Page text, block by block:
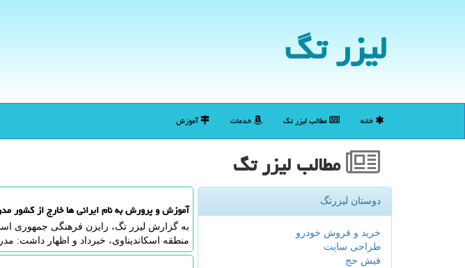
لیزر تگ
خانه مطالب لیزر تگ خدمات آموزش
مطالب لیزر تگ
دوستان لیزرتگ
خرید و فروش خودرو
طراحی سایت
فیش حج
آموزش و پرورش به نام ایرانی ها خارج از کشور
به گزارش لیزر تگ، رایزن فرهنگی جمهوری
منطقه اسکاندیناوی، خبرداد و اظهار داشت: